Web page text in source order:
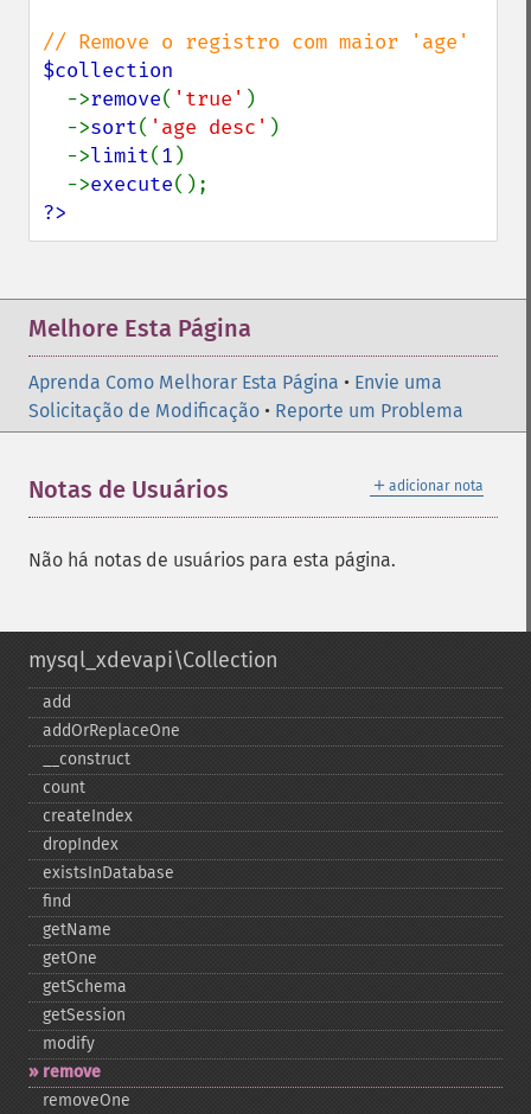
$collection
->remove( 'true' )
  ->
sort( 'age desc' )
  ->
limit(1 )
  ->
execute
?>
Melhore Esta Página
Aprenda Como Melhorar Esta Página • Envie uma
Solicitação de Modificação • Reporte um Problema
＋ adicionar nota
Notas de Usuários
Não há notas de usuários para esta página.
mysql_xdevapi\Collection
add
addOrReplaceOne
_​_​construct
count
createIndex
dropIndex
existsInDatabase
find
getName
getOne
getSchema
getSession
modify
remove
removeOne